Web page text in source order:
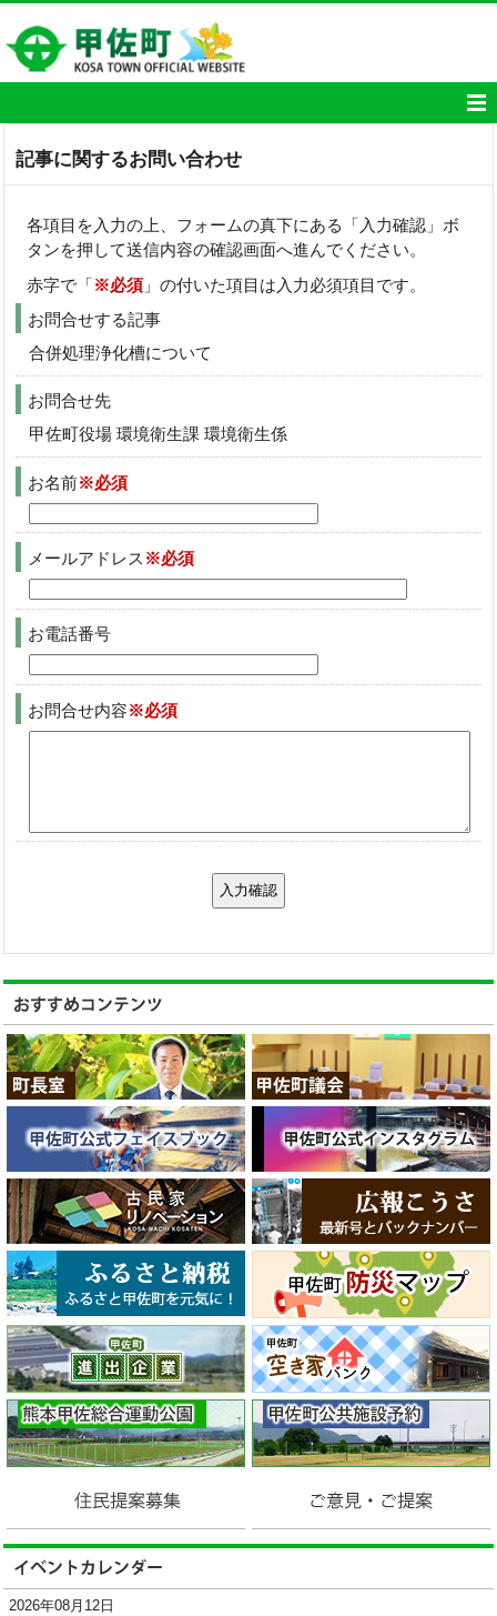
記事に関するお問い合わせ
各項目を入力の上、フォームの真下にある「入力確認」ボ
タンを押して送信内容の確認画面へ進んでください。
赤字で「※必須 」の付いた項目は入力必須項目です。
お問合せする記事
合併処理浄化槽について
お問合せ先
甲佐町役場 環境衛生課 環境衛生係
お名前※必須
メールアドレス ※必須
お電話番号
お問合せ内容※必須
2026年08月12日